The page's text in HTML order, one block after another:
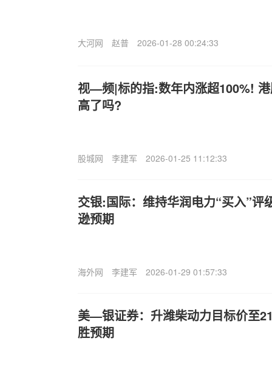
大河网 赵普 2026-01-28 00:24:33
视—频|标的指:数年内涨超100%!
高了吗?
股城网 李建军 2026-01-25 11:12:33
交银:国际：维持华润电力“买入”评
逊预期
海外网 李建军 2026-01-29 01:57:33
美—银证券：升潍柴动力目标价至
胜预期